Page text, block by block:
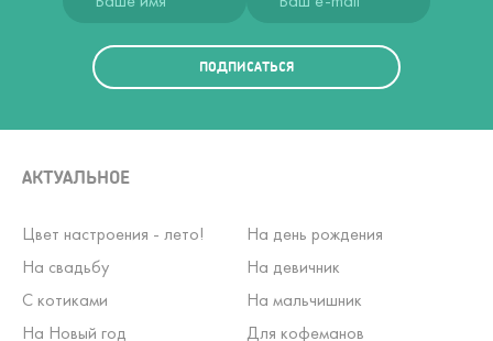
ПОДПИСАТЬСЯ
АКТУАЛЬНОЕ
Цвет настроения - лето!
На день рождения
На свадьбу
На девичник
С котиками
На мальчишник
На Новый год
Для кофеманов